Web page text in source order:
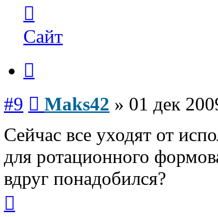
пользователя
Maks42
Сайт
#9 Maks42 » 01 дек
Сейчас все уходят от
для ротационного
вдруг понадобился?
началу